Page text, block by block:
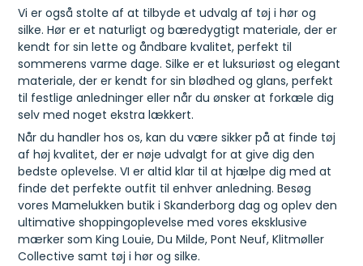
Vi er også stolte af at tilbyde et udvalg af tøj i hør og
silke. Hør er et naturligt og bæredygtigt materiale, der er
kendt for sin lette og åndbare kvalitet, perfekt til
sommerens varme dage. Silke er et luksuriøst og elegant
materiale, der er kendt for sin blødhed og glans, perfekt
til festlige anledninger eller når du ønsker at forkæle dig
selv med noget ekstra lækkert.
Når du handler hos os, kan du være sikker på at finde tøj
af høj kvalitet, der er nøje udvalgt for at give dig den
bedste oplevelse. VI er altid klar til at hjælpe dig med at
finde det perfekte outfit til enhver anledning. Besøg
vores Mamelukken butik i Skanderborg dag og oplev den
ultimative shoppingoplevelse med vores eksklusive
mærker som King Louie, Du Milde, Pont Neuf, Klitmøller
Collective samt tøj i hør og silke.